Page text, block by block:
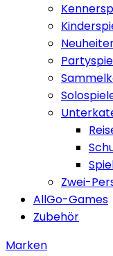
Zwei-
AllGo-Games
Zubehör
Marken